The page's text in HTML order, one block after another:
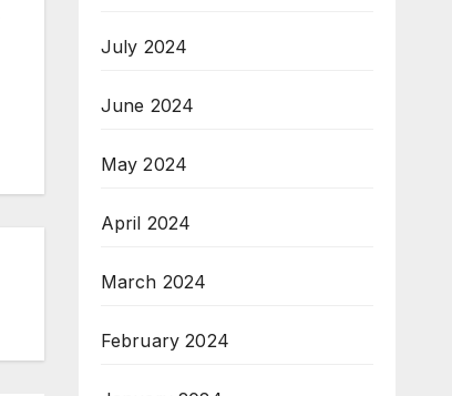
July 2024
June 2024
May 2024
April 2024
March 2024
February 2024